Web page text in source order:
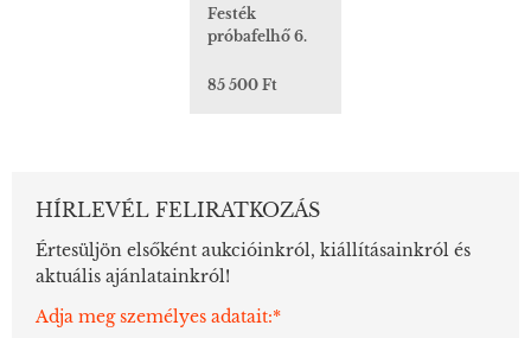
Festék
próbafelhő 6.
85 500 Ft
HÍRLEVÉL FELIRATKOZÁS
Értesüljön elsőként aukcióinkról, kiállításainkról és
aktuális ajánlatainkról!
Adja meg személyes adatait:*